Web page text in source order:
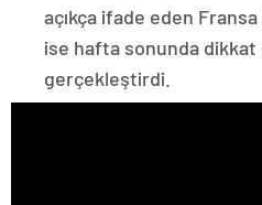
açıkça ifade eden
ise hafta sonunda
gerçekleştirdi.